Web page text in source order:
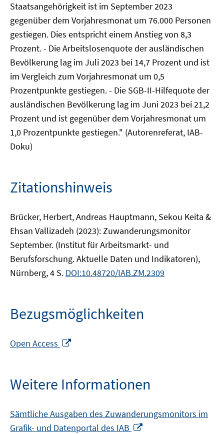
Staatsangehörigkeit ist im September 2023
gegenüber dem Vorjahresmonat um 76.000 Personen
gestiegen. Dies entspricht einem Anstieg von 8,3
Prozent. - Die Arbeitslosenquote der ausländischen
Bevölkerung lag im Juli 2023 bei 14,7 Prozent und ist
im Vergleich zum Vorjahresmonat um 0,5
Prozentpunkte gestiegen. - Die SGB-II-Hilfequote der
ausländischen Bevölkerung lag im Juni 2023 bei 21,2
Prozent und ist gegenüber dem Vorjahresmonat um
1,0 Prozentpunkte gestiegen." (Autorenreferat, IAB-
Doku)
Zitationshinweis
Brücker, Herbert, Andreas Hauptmann, Sekou Keita &
Ehsan Vallizadeh (2023): Zuwanderungsmonitor
September. (Institut für Arbeitsmarkt- und
Berufsforschung. Aktuelle Daten und Indikatoren),
Nürnberg, 4 S. DOI:10.48720/IAB.ZM.2309
Bezugsmöglichkeiten
Open Access
öffnen
Weitere Informationen
Sämtliche Ausgaben des Zuwanderungsmonitors im
Grafik- und Datenportal des IAB